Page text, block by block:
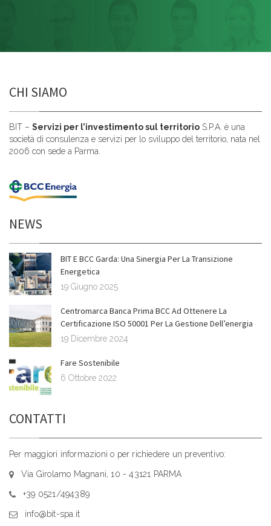
CHI SIAMO
BIT – Servizi per l’investimento sul territorio S.P.A. è una
società di consulenza e servizi per lo sviluppo del territorio, nata nel
2006 con sede a Parma.
NEWS
BIT E BCC Garda: Una Sinergia Per La Transizione
Energetica
19 Giugno 2025
Centromarca Banca Prima BCC Ad Ottenere La
Certificazione ISO 50001 Per La Gestione Dell’energia
19 Dicembre 2024
Fare Sostenibile
6 Ottobre 2022
CONTATTI
Per maggiori informazioni o per richiedere un preventivo:
Via Girolamo Magnani, 10 - 43121 PARMA
+39 0521/494389
info@bit-spa.it